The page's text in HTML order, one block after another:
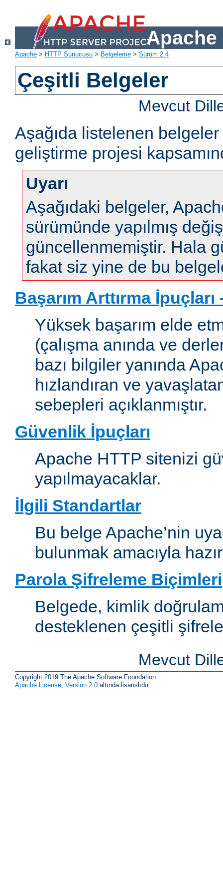
Apache
Apache > HTTP Sunucusu > Belgeleme > Sürüm 2.4
Çeşitli Belgeler
Mevcut
Aşağıda listelenen
geliştirme projesi
Uyarı
Aşağıdaki belgeler,
sürümünde yapılmış
güncellenmemiştir. Hala
fakat siz yine de bu
Başarım Arttırma
Yüksek başarım elde
(çalışma anında ve
bazı bilgiler yanında
hızlandıran ve
sebepleri açıklanmıştır.
Güvenlik İpuçları
Apache HTTP sitenizi
yapılmayacaklar.
İlgili Standartlar
Bu belge Apache’nin
bulunmak amacıyla
Parola Şifreleme Biçimleri
Belgede, kimlik
desteklenen çeşitli
Mevcut
Copyright 2019 The Apache Software Foundation.
Apache License, Version 2.0 altında lisanslıdır.